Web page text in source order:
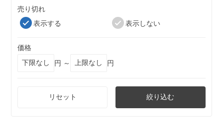
売り切れ
表示する
表示しない
価格
円 ～
円
リセット 絞り込む